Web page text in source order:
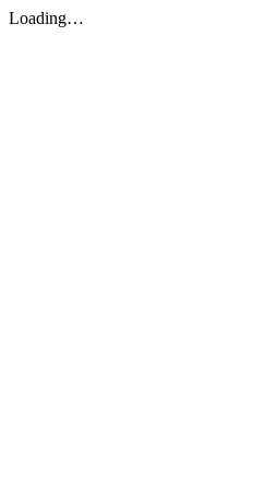
Loading…